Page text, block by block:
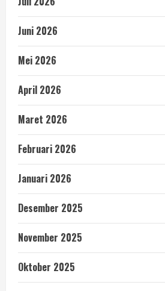
Juni 2026
Mei 2026
April 2026
Maret 2026
Februari 2026
Januari 2026
Desember 2025
November 2025
Oktober 2025